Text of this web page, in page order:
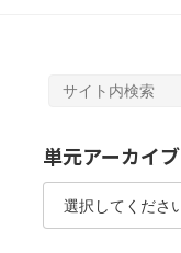
単元アーカイブ